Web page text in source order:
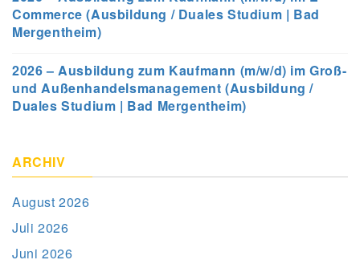
Commerce (Ausbildung / Duales Studium | Bad
Mergentheim)
2026 – Ausbildung zum Kaufmann (m/w/d) im Groß-
und Außenhandelsmanagement (Ausbildung /
Duales Studium | Bad Mergentheim)
ARCHIV
August 2026
Juli 2026
Juni 2026